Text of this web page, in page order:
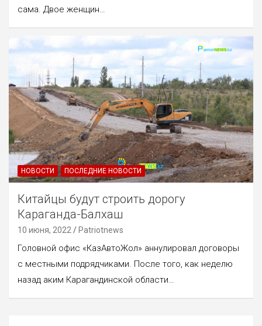
сама. Двое женщин…
НОВОСТИ ПОСЛЕДНИЕ НОВОСТИ
Китайцы будут строить дорогу
Караганда-Балхаш
10 июня, 2022 Patriotnews
Головной офис «КазАвтоЖол» аннулировал договоры
с местными подрядчиками. После того, как неделю
назад аким Карагандинской области…